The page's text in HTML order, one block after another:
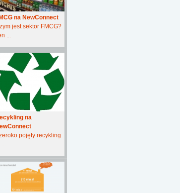
na NewConnect
jest sektor FMCG?
...
na
pojęty recykling
...